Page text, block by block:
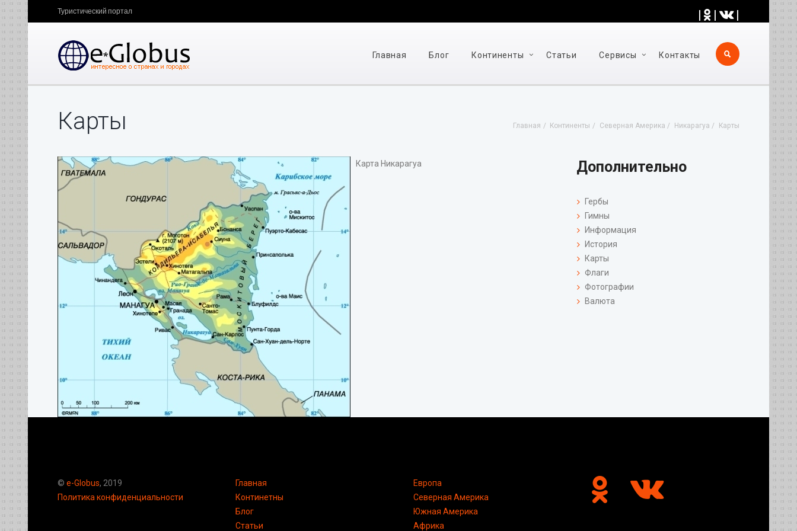
| | |
Туристический портал
Главная Блог Континенты Статьи Cервисы Контакты
Главная Континенты Северная Америка Никарагуа Карты
Карты
Карта Никарагуа Дополнительно
Гербы
Гимны
Информация
История
Карты
Флаги
Фотографии
Валюта
© e-Globus, 2019
Политика конфиденциальности
Главная
Континетны
Блог
Статьи
Европа
Северная Америка
Южная Америка
Африка